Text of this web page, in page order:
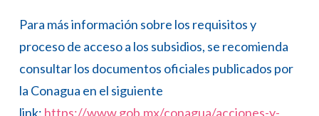
Para más información sobre los requisitos y
proceso de acceso a los subsidios, se recomienda
consultar los documentos oficiales publicados por
la Conagua en el siguiente
link: https://www.gob.mx/conagua/acciones-y-